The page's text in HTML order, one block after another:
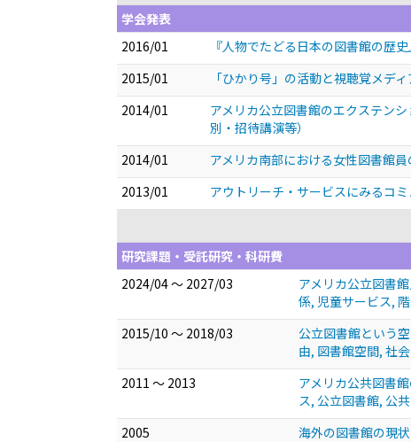
学会発表
2016/01
『人物でたどる日本の図書館の歴
2015/01
「ひかり号」の活動と視聴覚メディ
2014/01
アメリカ公立図書館のエクステン
別・招待講演等）
2014/01
アメリカ南部における女性図書館
2013/01
アウトリーチ・サービスにみるコ
研究課題・受託研究・科研費
2024/04 ～ 2027/03
アメリカ公立図書
係, 児童サービス,
2015/10 ～ 2018/03
公立図書館という
由, 図書館空間, 社
2011 ～ 2013
アメリカ公共図書
ス, 公立図書館, 公
2005
海外の図書館の現